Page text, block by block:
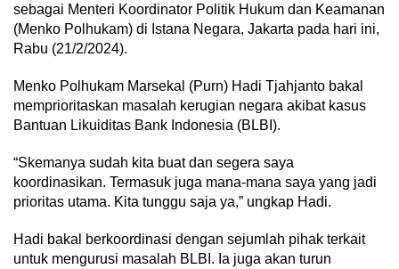
sebagai Menteri Koordinator Politik Hukum dan Keamanan
(Menko Polhukam) di Istana Negara, Jakarta pada hari ini,
Rabu (21/2/2024).
Menko Polhukam Marsekal (Purn) Hadi Tjahjanto bakal
memprioritaskan masalah kerugian negara akibat kasus
Bantuan Likuiditas Bank Indonesia (BLBI).
“Skemanya sudah kita buat dan segera saya
koordinasikan. Termasuk juga mana-mana saya yang jadi
prioritas utama. Kita tunggu saja ya,” ungkap Hadi.
Hadi bakal berkoordinasi dengan sejumlah pihak terkait
untuk mengurusi masalah BLBI. Ia juga akan turun